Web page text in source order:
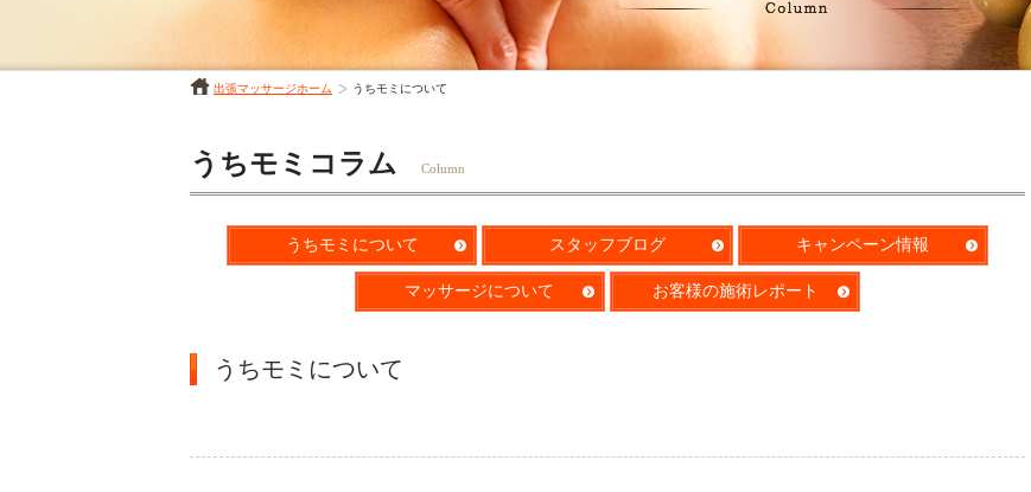
出張マッサージホーム うちモミについて
うちモミコラム Column
うちモミについて スタッフブログ キャンペーン情報
マッサージについて お客様の施術レポート
うちモミについて